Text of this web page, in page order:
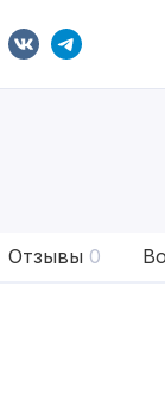
Отзывы 0